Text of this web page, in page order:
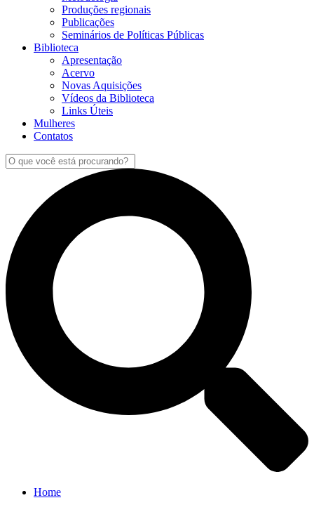
Produções regionais
Publicações
Seminários de Políticas Públicas
Biblioteca
Apresentação
Acervo
Novas Aquisições
Vídeos da Biblioteca
Links Úteis
Mulheres
Contatos
Home